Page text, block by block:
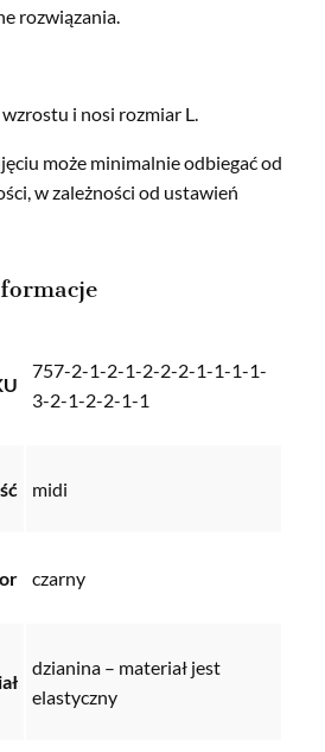
rozwiązania.
i nosi rozmiar L.
może minimalnie odbiegać od
w zależności od ustawień
757-2-1-2-1-2-2-2-1-1-1-1-
3-2-1-2-2-1-1
midi
czarny
dzianina – materiał jest
elastyczny